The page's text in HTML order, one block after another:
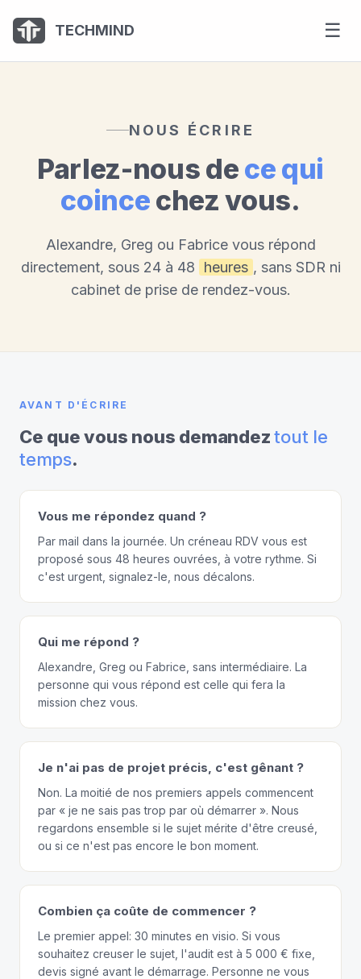
TECHMIND ☰
NOUS ÉCRIRE
Parlez-nous dece qui
coincechez vous.
Alexandre, Greg ou Fabrice vous répond
directement, sous 24 à 48
heures , sans SDR ni
cabinet de prise de rendez-vous.
AVANT D'ÉCRIRE
Ce que vous nous demandeztout le
temps.
Vous me répondez quand ?
Par mail dans la journée. Un créneau RDV vous est
proposé sous 48 heures ouvrées, à votre rythme. Si
c'est urgent, signalez-le, nous décalons.
Qui me répond ?
Alexandre, Greg ou Fabrice, sans intermédiaire. La
personne qui vous répond est celle qui fera la
mission chez vous.
Je n'ai pas de projet précis, c'est gênant ?
Non. La moitié de nos premiers appels commencent
par « je ne sais pas trop par où démarrer ». Nous
regardons ensemble si le sujet mérite d'être creusé,
ou si ce n'est pas encore le bon moment.
Combien ça coûte de commencer ?
Le premier appel: 30 minutes en visio. Si vous
souhaitez creuser le sujet, l'audit est à 5 000 € fixe,
devis signé avant le démarrage. Personne ne vous